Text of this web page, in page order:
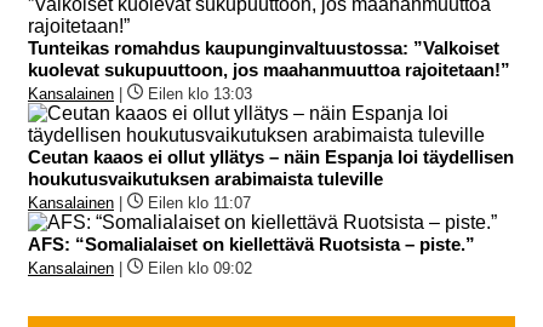
Tunteikas romahdus kaupunginvaltuustossa: ”Valkoiset
kuolevat sukupuuttoon, jos maahanmuuttoa rajoitetaan!”
Kansalainen Eilen klo 13:03
Ceutan kaaos ei ollut yllätys – näin Espanja loi täydellisen
houkutusvaikutuksen arabimaista tuleville
Kansalainen Eilen klo 11:07
AFS: “Somalialaiset on kiellettävä Ruotsista – piste.”
Kansalainen Eilen klo 09:02